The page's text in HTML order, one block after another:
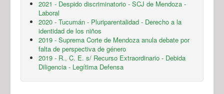
2021 - Despido discriminatorio - SCJ de Mendoza -
Laboral
2020 - Tucumán - Pluriparentalidad - Derecho a la
identidad de los niños
2019 - Suprema Corte de Mendoza anula debate por
falta de perspectiva de género
2019 - R., C. E. s/ Recurso Extraordinario - Debida
Diligencia - Legítima Defensa